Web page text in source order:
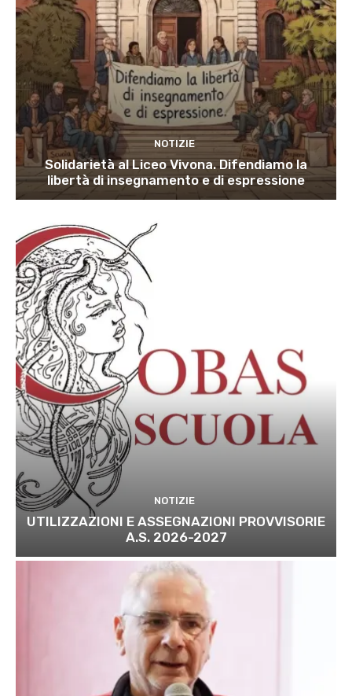
NOTIZIE
Solidarietà al Liceo Vivona. Difendiamo la
libertà di insegnamento e di espressione
NOTIZIE
UTILIZZAZIONI E ASSEGNAZIONI PROVVISORIE
A.S. 2026-2027